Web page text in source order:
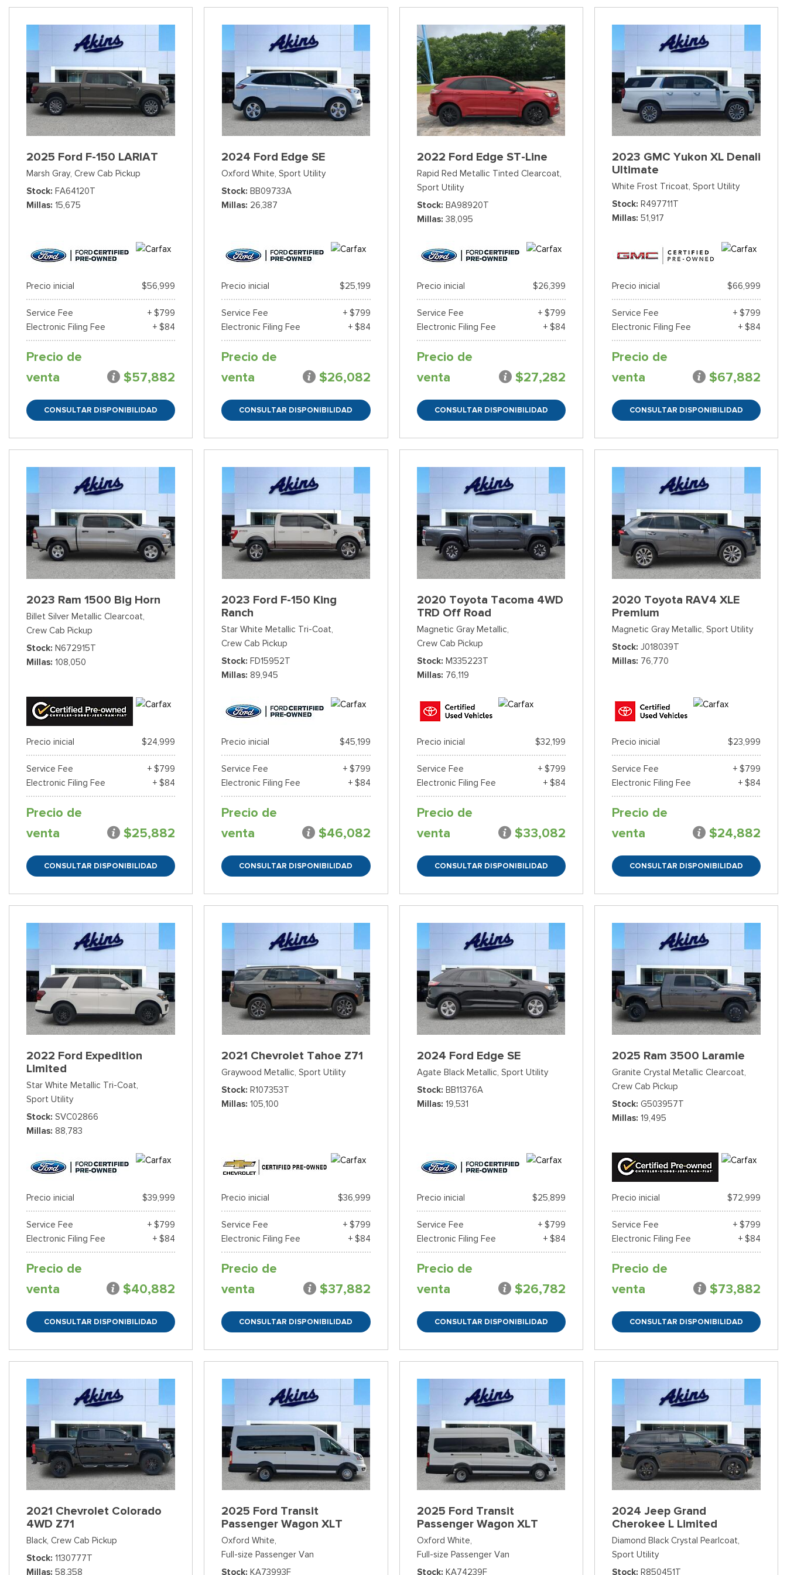
2025 Ford F-150 LARIAT
Marsh Gray, Crew Cab Pickup
Stock FA64120T
Millas 15,675
Precio inicial $56,999
Service Fee
+ $799
Electronic Filing Fee
+ $84
Precio de
venta
$57,882
CONSULTAR DISPONIBILIDAD
2024 Ford Edge SE
Oxford White, Sport Utility
Stock BB09733A
Millas 26,387
Precio inicial $25,199
Service Fee
+ $799
Electronic Filing Fee
+ $84
Precio de
venta
$26,082
CONSULTAR DISPONIBILIDAD
2022 Ford Edge ST-Line
Rapid Red Metallic Tinted Clearcoat,
Sport Utility
Stock BA98920T
Millas 38,095
Precio inicial $26,399
Service Fee
+ $799
Electronic Filing Fee
+ $84
Precio de
venta
$27,282
CONSULTAR DISPONIBILIDAD
2023 GMC Yukon XL Denali
Ultimate
White Frost Tricoat, Sport Utility
Stock R497711T
Millas 51,917
Precio inicial $66,999
Service Fee
+ $799
Electronic Filing Fee
+ $84
Precio de
venta
$67,882
CONSULTAR DISPONIBILIDAD
2023 Ram 1500 Big Horn
Billet Silver Metallic Clearcoat,
Crew Cab Pickup
Stock N672915T
Millas 108,050
Precio inicial $24,999
Service Fee
+ $799
Electronic Filing Fee
+ $84
Precio de
venta
$25,882
CONSULTAR DISPONIBILIDAD
2023 Ford F-150 King
Ranch
Star White Metallic Tri-Coat,
Crew Cab Pickup
Stock FD15952T
Millas 89,945
Precio inicial $45,199
Service Fee
+ $799
Electronic Filing Fee
+ $84
Precio de
venta
$46,082
CONSULTAR DISPONIBILIDAD
2020 Toyota Tacoma 4WD
TRD Off Road
Magnetic Gray Metallic,
Crew Cab Pickup
Stock M335223T
Millas 76,119
Precio inicial $32,199
Service Fee
+ $799
Electronic Filing Fee
+ $84
Precio de
venta
$33,082
CONSULTAR DISPONIBILIDAD
2020 Toyota RAV4 XLE
Premium
Magnetic Gray Metallic, Sport Utility
Stock J018039T
Millas 76,770
Precio inicial $23,999
Service Fee
+ $799
Electronic Filing Fee
+ $84
Precio de
venta
$24,882
CONSULTAR DISPONIBILIDAD
2022 Ford Expedition
Limited
Star White Metallic Tri-Coat,
Sport Utility
Stock SVC02866
Millas 88,783
Precio inicial $39,999
Service Fee
+ $799
Electronic Filing Fee
+ $84
Precio de
venta
$40,882
CONSULTAR DISPONIBILIDAD
2021 Chevrolet Tahoe Z71
Graywood Metallic, Sport Utility
Stock R107353T
Millas 105,100
Precio inicial $36,999
Service Fee
+ $799
Electronic Filing Fee
+ $84
Precio de
venta
$37,882
CONSULTAR DISPONIBILIDAD
2024 Ford Edge SE
Agate Black Metallic, Sport Utility
Stock BB11376A
Millas 19,531
Precio inicial $25,899
Service Fee
+ $799
Electronic Filing Fee
+ $84
Precio de
venta
$26,782
CONSULTAR DISPONIBILIDAD
2025 Ram 3500 Laramie
Granite Crystal Metallic Clearcoat,
Crew Cab Pickup
Stock G503957T
Millas 19,495
Precio inicial $72,999
Service Fee
+ $799
Electronic Filing Fee
+ $84
Precio de
venta
$73,882
CONSULTAR DISPONIBILIDAD
2021 Chevrolet Colorado
4WD Z71
Black, Crew Cab Pickup
Stock 1130777T
Millas 58,358
2025 Ford Transit
Passenger Wagon XLT
Oxford White,
Full-size Passenger Van
Stock KA73993F
2025 Ford Transit
Passenger Wagon XLT
Oxford White,
Full-size Passenger Van
Stock KA74239F
2024 Jeep Grand
Cherokee L Limited
Diamond Black Crystal Pearlcoat,
Sport Utility
Stock R850451T